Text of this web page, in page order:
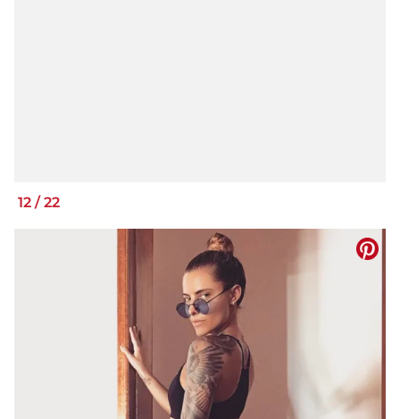
12 / 22